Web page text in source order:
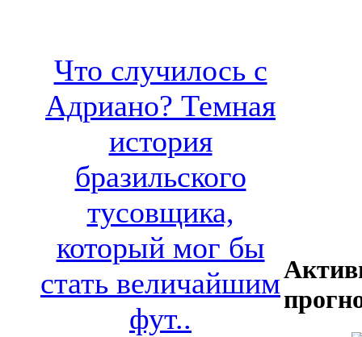
Что случилось с
Адриано? Темная
история
бразильского
тусовщика,
который мог бы
стать величайшим
фут..